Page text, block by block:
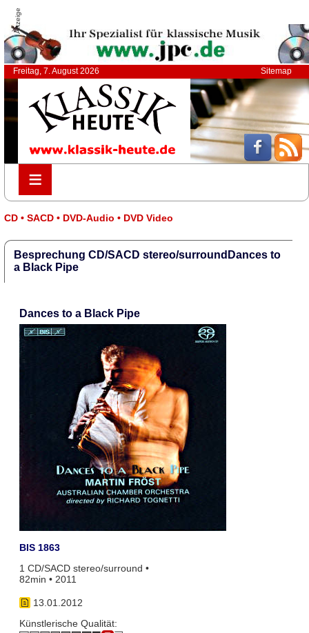
Anzeige
Freitag, 7. August 2026 Sitemap
≡
≡
CD • SACD • DVD-Audio • DVD Video
Besprechung CD/SACD stereo/surroundDances to
a Black Pipe
Dances to a Black Pipe
BIS 1863
1 CD/SACD stereo/surround •
82min • 2011
13.01.2012
Künstlerische Qualität: